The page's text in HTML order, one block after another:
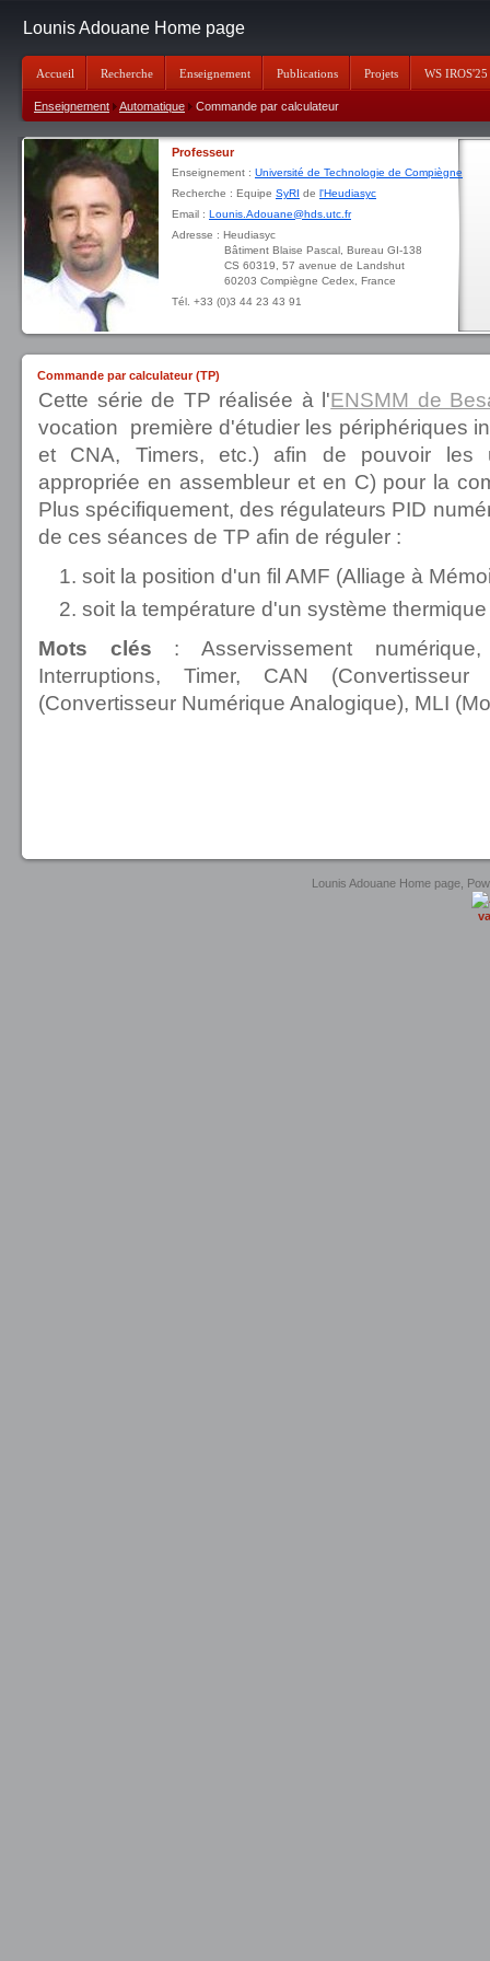
Accueil Recherche Enseignement Publications Projets WS IROS'25
Enseignement Automatique Commande par calculateur
Lounis Adouane Home page
Professeur
Enseignement : Université de Technologie de Compiègne
Recherche : Equipe SyRI de l'Heudiasyc
Email : Lounis.Adouane@hds.utc.fr
Adresse : Heudiasyc
Bâtiment Blaise Pascal, Bureau GI-138
CS 60319, 57 avenue de Landshut
60203 Compiègne Cedex, France
Tél. +33 (0)3 44 23 43 91
Commande par calculateur (TP)
Cette série de TP réalisée à l'ENSMM de
vocation première d'étudier les périphériques
et CNA, Timers, etc.) afin de pouvoir les
appropriée en assembleur et en C) pour la
Plus spécifiquement, des régulateurs PID
de ces séances de TP afin de réguler :
soit la position d'un fil AMF (Alliage à
soit la température d'un système thermique
Mots clés : Asservissement
Interruptions, Timer, CAN
(Convertisseur Numérique Analogique), MLI
Lounis Adouane Home page,